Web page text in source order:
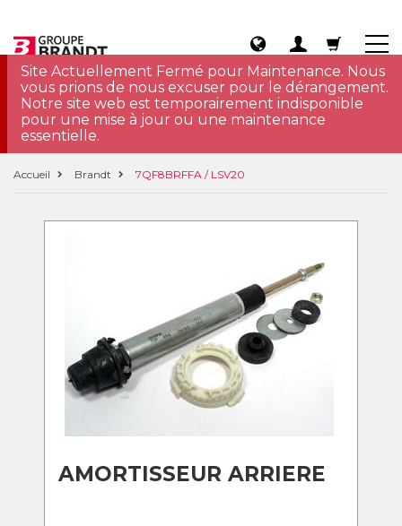
Site Actuellement Fermé pour Maintenance. Nous
vous prions de nous excuser pour le dérangement.
Notre site web est temporairement indisponible
pour une mise à jour ou une maintenance
essentielle.
Accueil Brandt 7QF8BRFFA / LSV20
AMORTISSEUR ARRIERE